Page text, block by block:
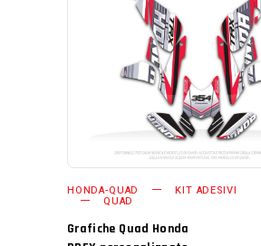
AGGIUNGI AL CARRELLO
HONDA-QUAD KIT ADESIVI
QUAD
Grafiche Quad Honda